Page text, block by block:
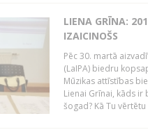
LIENA GRĪNA:
IZAICINOŠS
Pēc 30. martā
(LaIPA) biedru
Mūzikas attīstības
Lienai Grīnai, kāds ir
šogad? Kā Tu